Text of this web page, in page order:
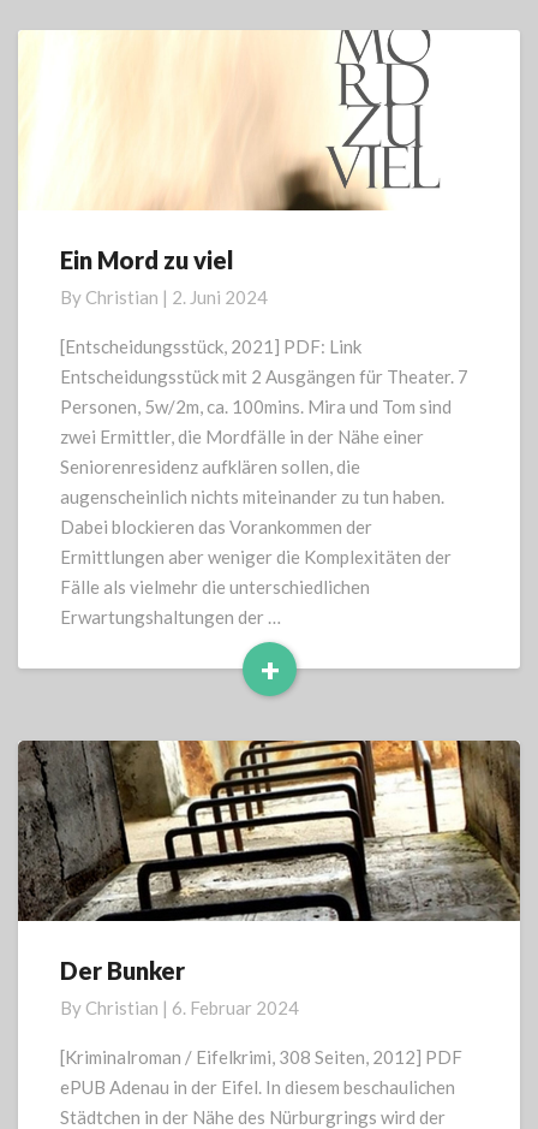
Ein
zu
viel
Ein Mord zu viel
By Christian | 2. Juni 2024
[Entscheidungsstück, 2021] PDF: Link
Entscheidungsstück mit 2 Ausgängen für Theater. 7
Personen, 5w/2m, ca. 100mins. Mira und Tom sind
zwei Ermittler, die Mordfälle in der Nähe einer
Seniorenresidenz aufklären sollen, die
augenscheinlich nichts miteinander zu tun haben.
Dabei blockieren das Vorankommen der
Ermittlungen aber weniger die Komplexitäten der
Fälle als vielmehr die unterschiedlichen
Erwartungshaltungen der …
+
Read
Der
Der Bunker
By Christian | 6. Februar 2024
[Kriminalroman / Eifelkrimi, 308 Seiten, 2012] PDF
ePUB Adenau in der Eifel. In diesem beschaulichen
Städtchen in der Nähe des Nürburgrings wird der